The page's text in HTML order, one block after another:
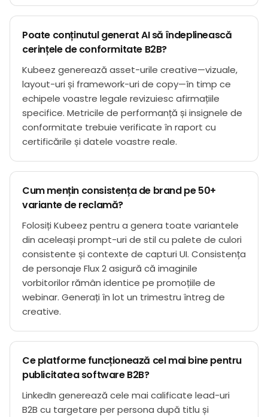
Poate conținutul generat AI să îndeplinească
cerințele de conformitate B2B?
Kubeez generează asset-urile creative—vizuale,
layout-uri și framework-uri de copy—în timp ce
echipele voastre legale revizuiesc afirmațiile
specifice. Metricile de performanță și insignele de
conformitate trebuie verificate în raport cu
certificările și datele voastre reale.
Cum mențin consistența de brand pe 50+
variante de reclamă?
Folosiți Kubeez pentru a genera toate variantele
din aceleași prompt-uri de stil cu palete de culori
consistente și contexte de capturi UI. Consistența
de personaje Flux 2 asigură că imaginile
vorbitorilor rămân identice pe promoțiile de
webinar. Generați în lot un trimestru întreg de
creative.
Ce platforme funcționează cel mai bine pentru
publicitatea software B2B?
LinkedIn generează cele mai calificate lead-uri
B2B cu targetare per persona după titlu și